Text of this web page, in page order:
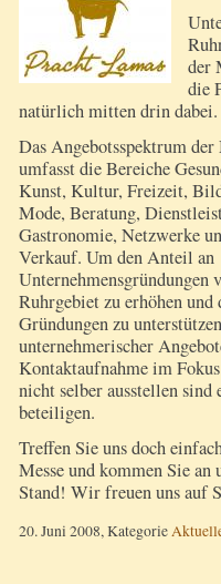
der
die
natürlich mitten drin dabei.
Das Angebotsspektrum der
umfasst die Bereiche
Kunst, Kultur, Freizeit,
Mode, Beratung,
Gastronomie, Netzwerke
Verkauf. Um den Anteil an
Ruhrgebiet zu erhöhen
Gründungen zu
unternehmerischer
Kontaktaufnahme im
nicht selber ausstellen sind
beteiligen.
Treffen Sie uns doch
Messe und kommen Sie an
Stand! Wir freuen uns auf
20. Juni 2008, Kategorie